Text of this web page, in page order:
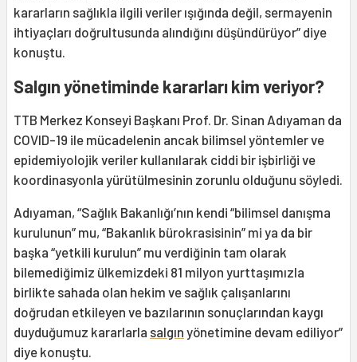
kararların sağlıkla ilgili veriler ışığında değil, sermayenin
ihtiyaçları doğrultusunda alındığını düşündürüyor” diye
konuştu.
Salgın yönetiminde kararları kim veriyor?
TTB Merkez Konseyi Başkanı Prof. Dr. Sinan Adıyaman da
COVID-19 ile mücadelenin ancak bilimsel yöntemler ve
epidemiyolojik veriler kullanılarak ciddi bir işbirliği ve
koordinasyonla yürütülmesinin zorunlu olduğunu söyledi.
Adıyaman, “Sağlık Bakanlığı’nın kendi “bilimsel danışma
kurulunun” mu, “Bakanlık bürokrasisinin” mi ya da bir
başka “yetkili kurulun” mu verdiğinin tam olarak
bilemediğimiz ülkemizdeki 81 milyon yurttaşımızla
birlikte sahada olan hekim ve sağlık çalışanlarını
doğrudan etkileyen ve bazılarının sonuçlarından kaygı
duyduğumuz kararlarla salgın yönetimine devam ediliyor”
diye konuştu.